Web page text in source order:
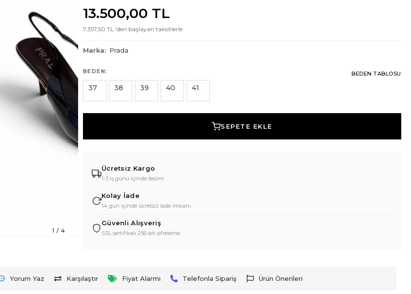
1 / 4
13.500,00 TL
7.357,50 TL 'den başlayan taksitlerle
Marka: Prada
BEDEN: BEDEN TABLOSU
37 38 39 40 41
SEPETE EKLE
Ücretsiz Kargo
1-3 iş günü içinde teslim
Kolay İade
14 gün içinde ücretsiz iade imkanı
Güvenli Alışveriş
SSL sertifikalı 256-bit şifreleme
Yorum Yaz Karşılaştır Fiyat Alarmı Telefonla Sipariş Ürün Önerileri